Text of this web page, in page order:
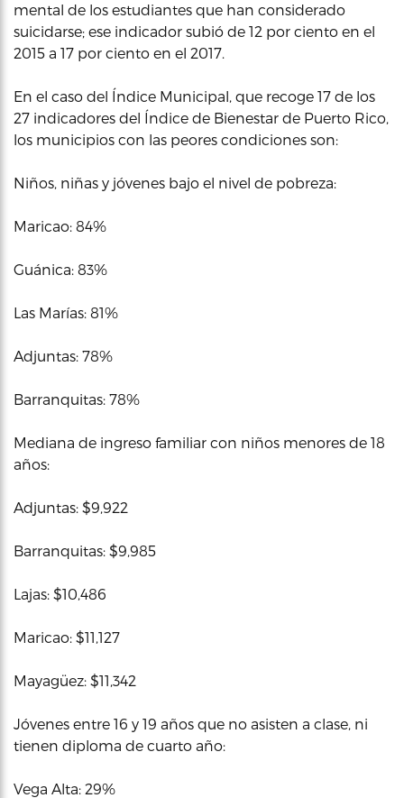
mental de los estudiantes que han considerado
suicidarse; ese indicador subió de 12 por ciento en el
2015 a 17 por ciento en el 2017.
En el caso del Índice Municipal, que recoge 17 de los
27 indicadores del Índice de Bienestar de Puerto Rico,
los municipios con las peores condiciones son:
Niños, niñas y jóvenes bajo el nivel de pobreza:
Maricao: 84%
Guánica: 83%
Las Marías: 81%
Adjuntas: 78%
Barranquitas: 78%
Mediana de ingreso familiar con niños menores de 18
años:
Adjuntas: $9,922
Barranquitas: $9,985
Lajas: $10,486
Maricao: $11,127
Mayagüez: $11,342
Jóvenes entre 16 y 19 años que no asisten a clase, ni
tienen diploma de cuarto año:
Vega Alta: 29%